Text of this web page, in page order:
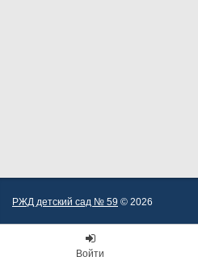
РЖД детский сад № 59 © 2026
Войти